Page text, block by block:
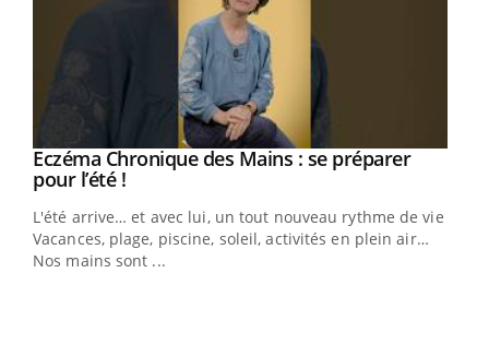
Youtube
Eczéma Chronique des Mains : se préparer
pour l’été !Youtube
L'été arrive… et avec lui, un tout nouveau rythme de vie !
Vacances, plage, piscine, soleil, activités en plein air…
Nos mains sont ...